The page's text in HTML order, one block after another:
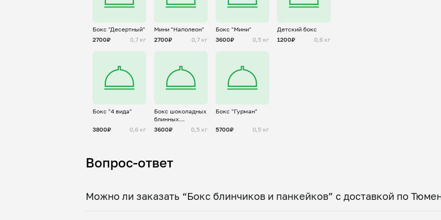
Бокс "Десертный"
2700₽
0,7 кг
Мини "Наполеон"
2700₽
0,7 кг
Бокс "Мини"
3600₽
0,5 кг
Детский бокс
1200₽
0,6 кг
Бокс "4 вида"
3800₽ 0,6 кг
Бокс шоколадных
блинных
рулетиков
3600₽ 0,5 кг
Бокс "Гурман"
5700₽ 0,5 кг
Вопрос-ответ
Можно ли заказать “Бокс блинчиков и панкейков” с доставкой по